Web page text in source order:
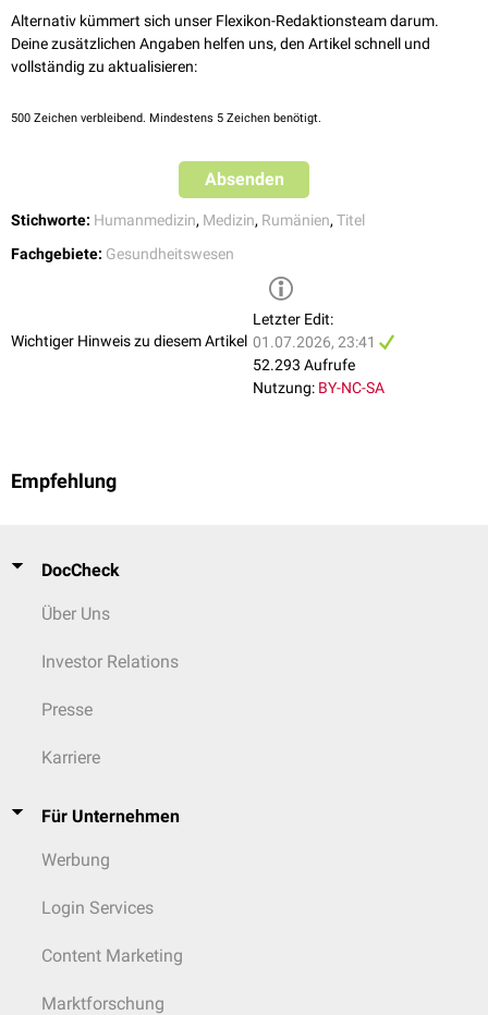
ohne Angabe der verleihenden Institution, genehmigungsfrei als "Dr.-
medic" und nicht in der Kurzform "Dr." geführt werden.
Regulation (UMFST-REG-18) for the organization and conduct of
graduation, bachelor's/diploma and dissertation exams, UMFST,
Edition 10, Stand 25.11.2024
Alternativ kümmert sich unser Flexikon-Redaktionsteam darum.
Deine zusätzlichen Angaben helfen uns, den Artikel schnell und
vollständig zu aktualisieren:
500 Zeichen verbleibend. Mindestens 5 Zeichen benötigt.
Absenden
Stichworte: Humanmedizin, Medizin, Rumänien, Titel
Fachgebiete: Gesundheitswesen
Wichtiger Hinweis zu diesem Artikel
Letzter Edit:
01.07.2026, 23:41
52.293 Aufrufe
Nutzung: BY-NC-SA
Empfehlung
DocCheck
Über Uns
Investor Relations
Presse
Karriere
Für Unternehmen
Werbung
Login Services
Content Marketing
Marktforschung